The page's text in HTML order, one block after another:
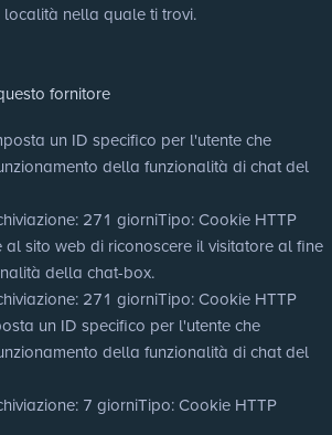
nella quale ti trovi.
fornitore
un ID specifico per l'utente che
della funzionalità di chat del
: 271 giorniTipo: Cookie HTTP
al sito web di riconoscere il visitatore al fine
della chat-box.
: 271 giorniTipo: Cookie HTTP
un ID specifico per l'utente che
della funzionalità di chat del
: 7 giorniTipo: Cookie HTTP